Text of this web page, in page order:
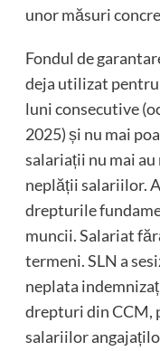
unor măsuri
Fondul de
deja utilizat pentru
luni consecutive
2025) și nu mai
salariații nu mai
neplății salariilor.
drepturile
muncii. Salariat
termeni. SLN a
neplata
drepturi din CCM,
salariilor